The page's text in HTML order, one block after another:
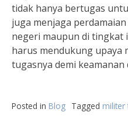
tidak hanya bertugas
juga menjaga
negeri maupun di tingkat
harus mendukung upaya
tugasnya demi keamanan
Posted in Blog Tagged militer